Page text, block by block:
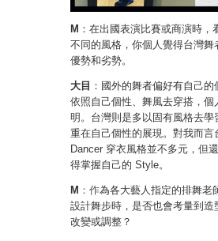
M ：在出國表演比賽或商演時，
不同的風格，你個人覺得台灣舞
優勢和劣勢。
大目 ：國外的舞者偏好有自己的
依照自己個性、舞風去穿搭，個
明。台灣則是多以固有風格去學
重在自己個性的展現。對我而言
Dancer 穿衣風格並不多元，但
得掌握自己的 Style。
M ：作為各大藝人指定的排舞老
設計舞步時，是否也會考量到造
改變或調整？